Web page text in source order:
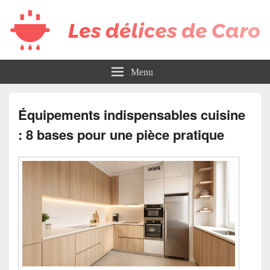
Les délices de
Caro
Menu
Équipements indispensables cuisine
: 8 bases pour une pièce pratique